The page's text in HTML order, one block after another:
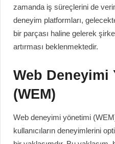
zamanda iş süreçlerini de
deneyim platformları,
bir parçası haline gelerek
artırması beklenmektedir.
Web Deneyimi
(WEM)
Web deneyimi yönetimi
kullanıcıların deneyimlerini